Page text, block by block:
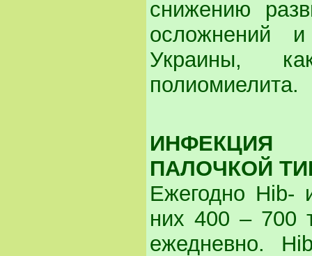
снижению
осложнений
Украины,
полиомиелита.
ИНФЕКЦИЯ
ПАЛОЧКОЙ
Ежегодно Hib-
них 400 – 700
ежедневно.